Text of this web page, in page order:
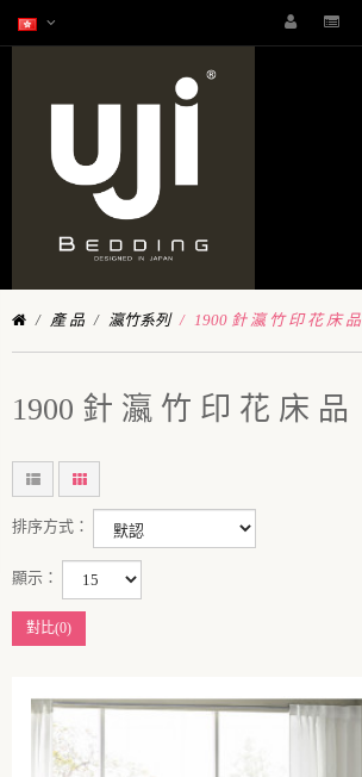
產 品 瀛竹系列 1900 針 瀛 竹 印 花 床 品
1900 針 瀛 竹 印 花 床 品
排序方式：
顯示：
對比(0)